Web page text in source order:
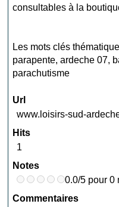
consultables à la
Les mots clés
parapente,ardeche 07,
parachutisme
Url
www.loisirs-sud-
Hits
1
Notes
0.0/5 pour 0
Commentaires